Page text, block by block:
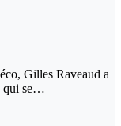
Gilles Raveaud a
qui se…